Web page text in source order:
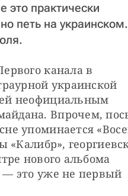
это практически
петь на украинском.
канала в
украинской
неофициальным
Впрочем,
упоминается
«Калибр»,
нового альбома
— это уже не первый